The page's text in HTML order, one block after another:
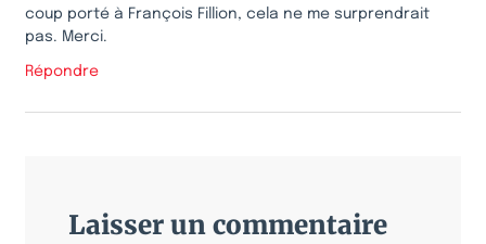
coup porté à François Fillion, cela ne me surprendrait
pas. Merci.
Répondre
Laisser un commentaire